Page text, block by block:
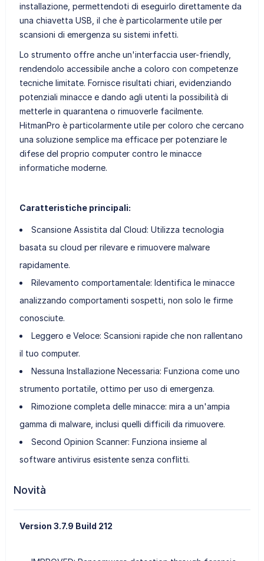
installazione, permettendoti di eseguirlo direttamente da
una chiavetta USB, il che è particolarmente utile per
scansioni di emergenza su sistemi infetti.
Lo strumento offre anche un'interfaccia user-friendly,
rendendolo accessibile anche a coloro con competenze
tecniche limitate. Fornisce risultati chiari, evidenziando
potenziali minacce e dando agli utenti la possibilità di
metterle in quarantena o rimuoverle facilmente.
HitmanPro è particolarmente utile per coloro che cercano
una soluzione semplice ma efficace per potenziare le
difese del proprio computer contro le minacce
informatiche moderne.
Caratteristiche principali:
Scansione Assistita dal Cloud: Utilizza tecnologia
basata su cloud per rilevare e rimuovere malware
rapidamente.
Rilevamento comportamentale: Identifica le minacce
analizzando comportamenti sospetti, non solo le firme
conosciute.
Leggero e Veloce: Scansioni rapide che non rallentano
il tuo computer.
Nessuna Installazione Necessaria: Funziona come uno
strumento portatile, ottimo per uso di emergenza.
Rimozione completa delle minacce: mira a un'ampia
gamma di malware, inclusi quelli difficili da rimuovere.
Second Opinion Scanner: Funziona insieme al
software antivirus esistente senza conflitti.
Novità
Version 3.7.9 Build 212